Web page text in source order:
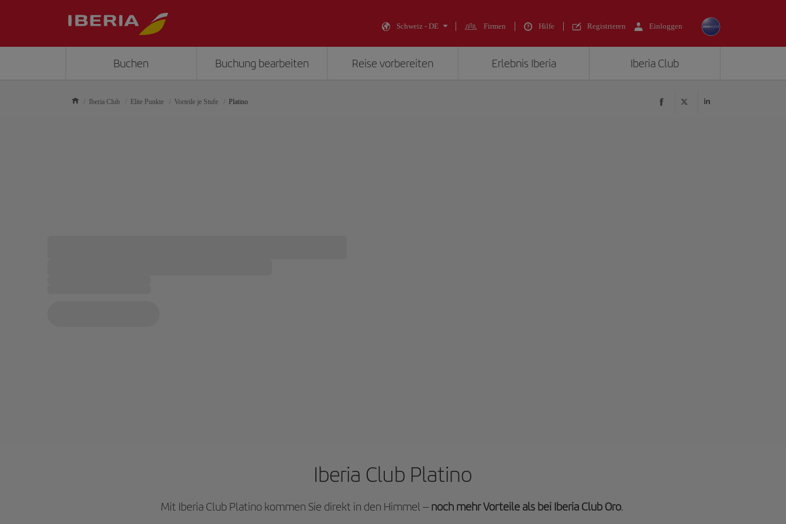
Schweiz - DE Firmen Hilfe Registrieren Einloggen
Buchen Buchung bearbeiten Reise vorbereiten Erlebnis Iberia Iberia Club
Iberia Club Elite Punkte Vorteile je Stufe Platino
Iberia Club Platino
Mit Iberia Club Platino kommen Sie direkt in den Himmel –noch mehr Vorteile als bei Iberia Club Oro.